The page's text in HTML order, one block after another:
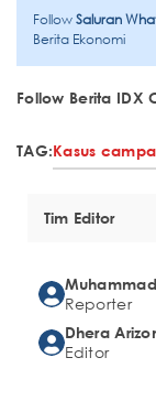
FollowSaluran
Berita Ekonomi
Follow Berita IDX
TAG:Kasus
Tim Editor
Reporter
Dhera
Editor